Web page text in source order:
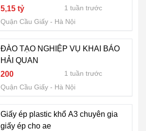
thông tin đưa ra là chính xác
5,15 tỷ
1 tuần trước
Quận Cầu Giấy
Hà Nội
ĐÀO TẠO NGHIỆP VỤ KHAI BÁO
HẢI QUAN
200
1 tuần trước
Quận Cầu Giấy
Hà Nội
Giấy ép plastic khổ A3 chuyên gia
giấy ép cho ae